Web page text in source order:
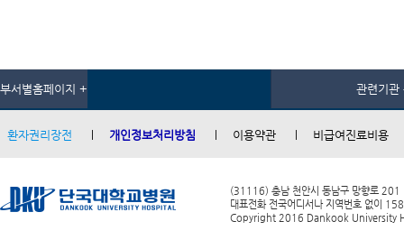
부서별홈페이지 + 관련기관
환자권리장전 개인정보처리방침 이용약관 비급여진료비용
(31116) 충남 천안시 동남구 망향로 201
대표전화 전국어디서나 지역번호 없이
Copyright 2016 Dankook University